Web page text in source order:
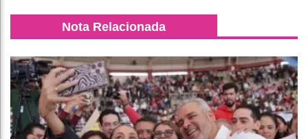
Nota Relacionada